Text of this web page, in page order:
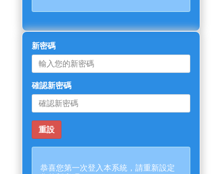
新密碼
確認新密碼
恭喜您第一次登入本系統，請重新設定